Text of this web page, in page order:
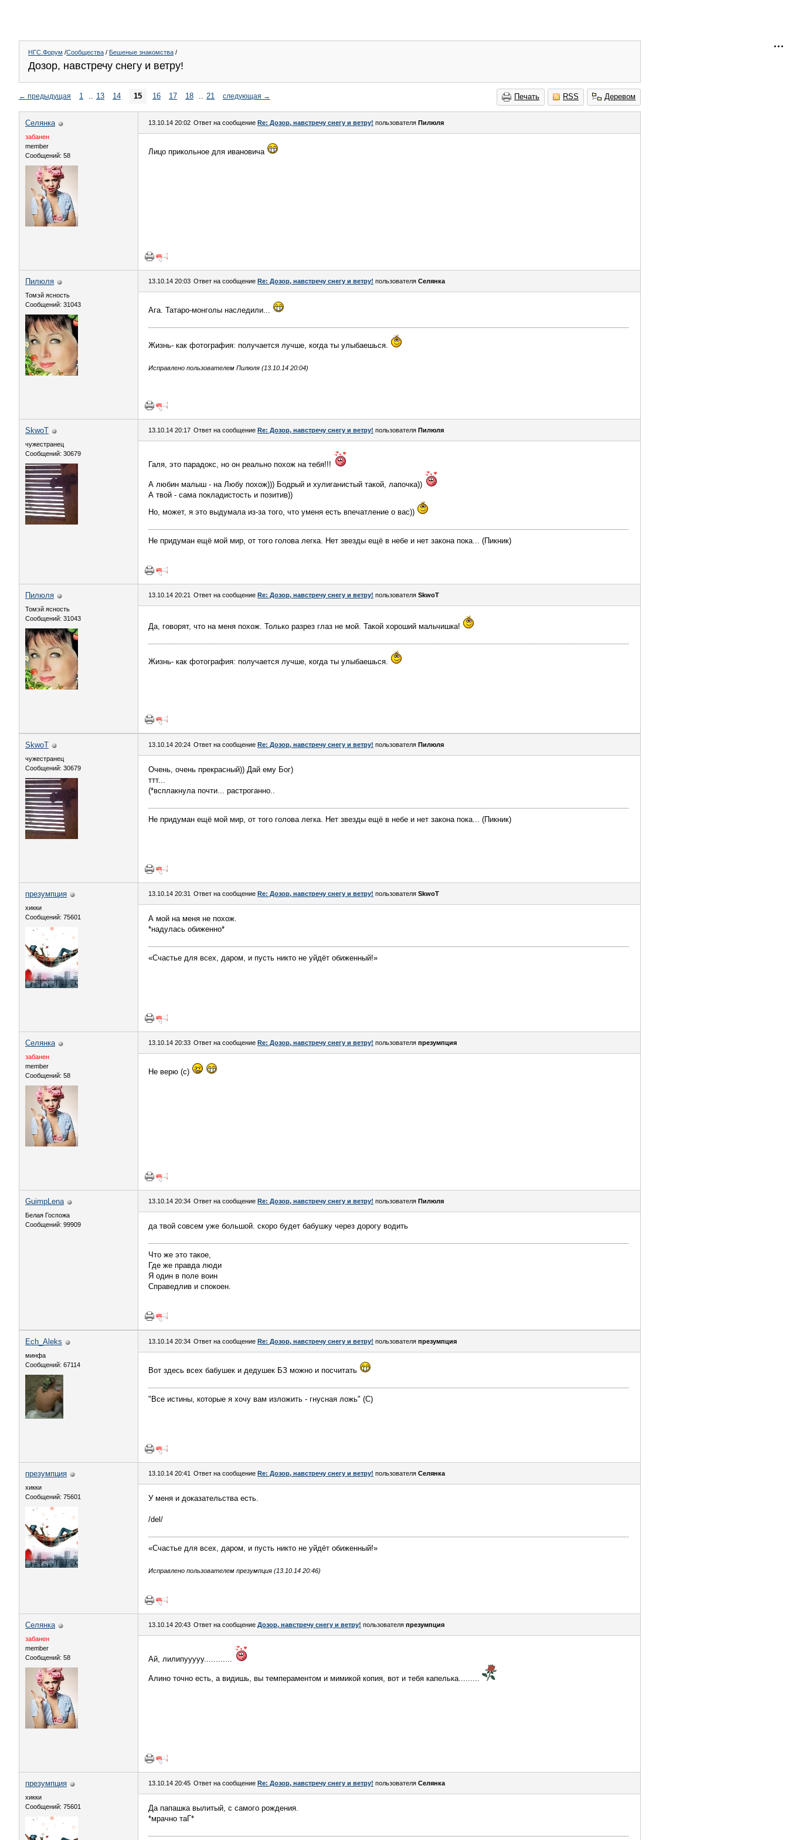
НГС.Форум /Сообщества / Бешеные знакомства /
Дозор, навстречу снегу и ветру!
Печать RSS Деревом
← предыдущая 1 .. 13 14 15 16 17 18 .. 21 следующая →
Сeлянка
забанен
member
Сообщений: 58
13.10.14 20:02 Ответ на сообщение Re: Дозор, навстречу снегу и ветру! пользователя Пилюля
Лицо прикольное для ивановича
Пилюля
Томэй ясность
Сообщений: 31043
13.10.14 20:03 Ответ на сообщение Re: Дозор, навстречу снегу и ветру! пользователя Сeлянка
Ага. Татаро-монголы наследили...
Жизнь- как фотография: получается лучше, когда ты улыбаешься.
Исправлено пользователем Пилюля (13.10.14 20:04)
SkwоT
чужестранец
Сообщений: 30679
13.10.14 20:17 Ответ на сообщение Re: Дозор, навстречу снегу и ветру! пользователя Пилюля
Галя, это парадокс, но он реально похож на тебя!!!
А любин малыш - на Любу похож))) Бодрый и хулиганистый такой, лапочка))
А твой - сама покладистость и позитив))
Но, может, я это выдумала из-за того, что уменя есть впечатление о вас))
Не придуман ещё мой мир, от того голова легка. Нет звезды ещё в небе и нет закона пока... (Пикник)
Пилюля
Томэй ясность
Сообщений: 31043
13.10.14 20:21 Ответ на сообщение Re: Дозор, навстречу снегу и ветру! пользователя SkwоT
Да, говорят, что на меня похож. Только разрез глаз не мой. Такой хороший мальчишка!
Жизнь- как фотография: получается лучше, когда ты улыбаешься.
SkwоT
чужестранец
Сообщений: 30679
13.10.14 20:24 Ответ на сообщение Re: Дозор, навстречу снегу и ветру! пользователя Пилюля
Очень, очень прекрасный)) Дай ему Бог)
ттт...
(*всплакнула почти... растроганно..
Не придуман ещё мой мир, от того голова легка. Нет звезды ещё в небе и нет закона пока... (Пикник)
презумпция
хикки
Сообщений: 75601
13.10.14 20:31 Ответ на сообщение Re: Дозор, навстречу снегу и ветру! пользователя SkwоT
А мой на меня не похож.
*надулась обиженно*
«Счастье для всех, даром, и пусть никто не уйдёт обиженный!»
Сeлянка
забанен
member
Сообщений: 58
13.10.14 20:33 Ответ на сообщение Re: Дозор, навстречу снегу и ветру! пользователя презумпция
Не верю (с)
GuimpLena
Белая Госпожа
Сообщений: 99909
13.10.14 20:34 Ответ на сообщение Re: Дозор, навстречу снегу и ветру! пользователя Пилюля
да твой совсем уже большой. скоро будет бабушку через дорогу водить
Что же это такое,
Где же правда люди
Я один в поле воин
Справедлив и спокоен.
Ech_Aleks
минфа
Сообщений: 67114
13.10.14 20:34 Ответ на сообщение Re: Дозор, навстречу снегу и ветру! пользователя презумпция
Вот здесь всех бабушек и дедушек БЗ можно и посчитать
"Все истины, которые я хочу вам изложить - гнусная ложь" (С)
презумпция
хикки
Сообщений: 75601
13.10.14 20:41 Ответ на сообщение Re: Дозор, навстречу снегу и ветру! пользователя Сeлянка
У меня и доказательства есть.
/del/
«Счастье для всех, даром, и пусть никто не уйдёт обиженный!»
Исправлено пользователем презумпция (13.10.14 20:46)
Сeлянка
забанен
member
Сообщений: 58
13.10.14 20:43 Ответ на сообщение Дозор, навстречу снегу и ветру! пользователя презумпция
Ай, лилипууууу............
Алино точно есть, а видишь, вы темпераментом и мимикой копия, вот и тебя капелька.........
презумпция
хикки
Сообщений: 75601
13.10.14 20:45 Ответ на сообщение Re: Дозор, навстречу снегу и ветру! пользователя Сeлянка
Да папашка вылитый, с самого рождения.
*мрачно таГ*